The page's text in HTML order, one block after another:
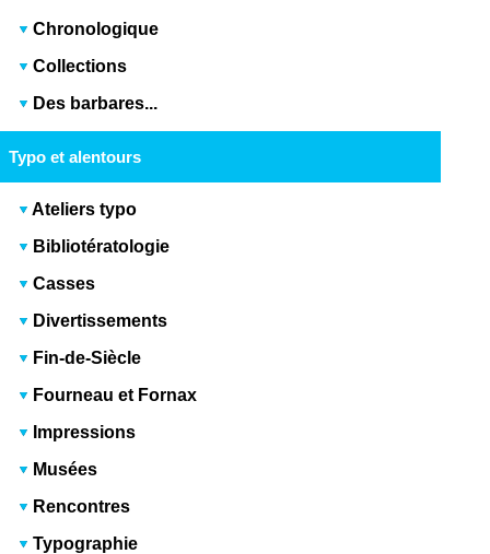
Chronologique
Collections
Des barbares...
Typo et alentours
Ateliers typo
Bibliotératologie
Casses
Divertissements
Fin-de-Siècle
Fourneau et Fornax
Impressions
Musées
Rencontres
Typographie